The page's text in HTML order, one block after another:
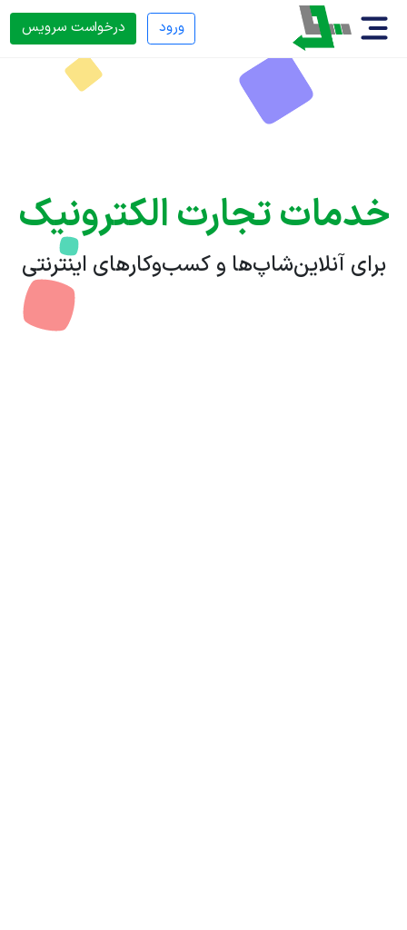
ورود درخواست سرویس
خدمات تجارت الکترونیک
برای آنلاین‌شاپ‌ها و کسب‌وکارهای اینترنتی